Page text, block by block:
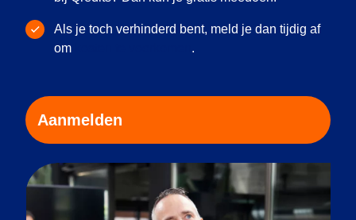
Als je toch verhinderd bent, meld je dan tijdig af
om
.
Aanmelden